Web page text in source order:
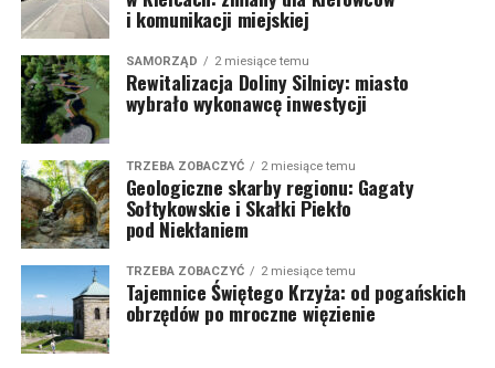
i komunikacji miejskiej
SAMORZĄD 2 miesiące temu
Rewitalizacja Doliny Silnicy: miasto
wybrało wykonawcę inwestycji
TRZEBA ZOBACZYĆ 2 miesiące temu
Geologiczne skarby regionu: Gagaty
Sołtykowskie i Skałki Piekło
pod Niekłaniem
TRZEBA ZOBACZYĆ 2 miesiące temu
Tajemnice Świętego Krzyża: od pogańskich
obrzędów po mroczne więzienie